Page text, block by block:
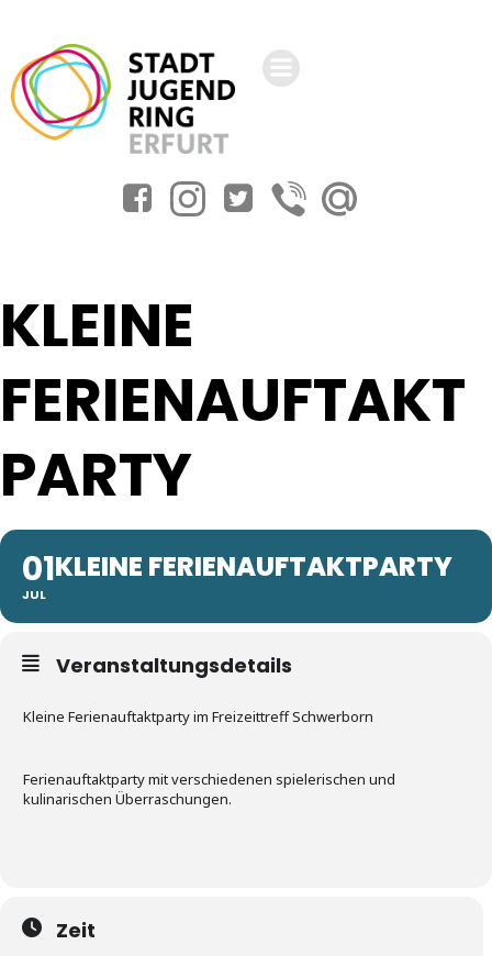
springen
KLEINE
FERIENAUFTAKT
PARTY
01
JUL
KLEINE FERIENAUFTAKTPARTY
Veranstaltungsdetails
Kleine Ferienauftaktparty im Freizeittreff Schwerborn
Ferienauftaktparty mit verschiedenen spielerischen und
kulinarischen Überraschungen.
Zeit